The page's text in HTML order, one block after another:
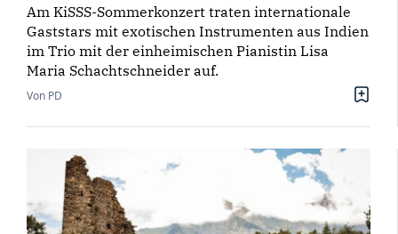
Am KiSSS-Sommerkonzert traten internationale
Gaststars mit exotischen Instrumenten aus Indien
im Trio mit der einheimischen Pianistin Lisa
Maria Schachtschneider auf.
Von PD